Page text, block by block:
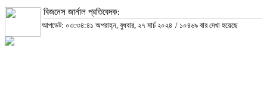
বিজনেস জার্নাল প্রতিবেদক:
আপডেট: ০৩:৩৪:৪১ অপরাহ্ন, বুধবার, ২৭ মার্চ ২০২৪ / ১০৪৬৯ বার দেখা হয়েছে